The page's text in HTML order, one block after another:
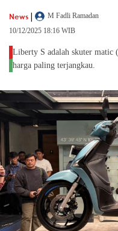
News |
M Fadli Ramadan
10/12/2025 18:16 WIB
Liberty S adalah skuter matic
harga paling terjangkau.